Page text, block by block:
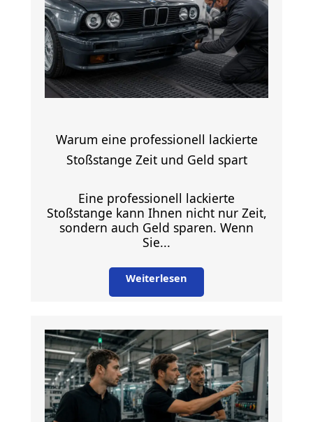
Warum eine professionell lackierte
Stoßstange Zeit und Geld spart
Eine professionell lackierte
Stoßstange kann Ihnen nicht nur Zeit,
sondern auch Geld sparen. Wenn
Sie...
Weiterlesen